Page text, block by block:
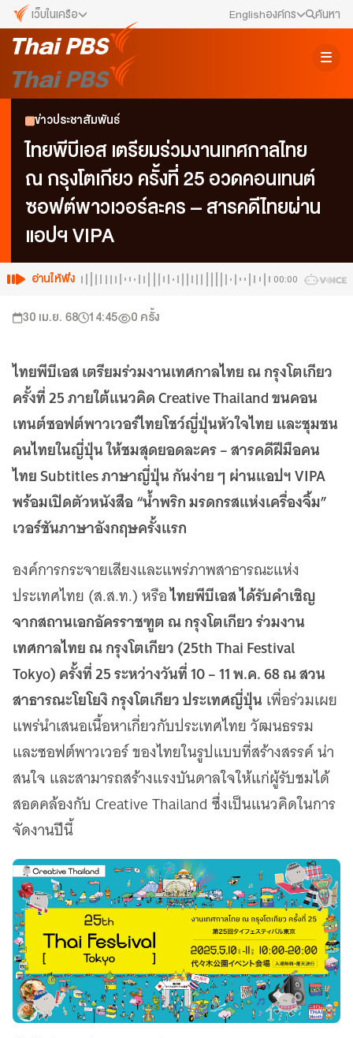
เว็บในเครือ
เว็บไซต์ในเครือ
ALTV
VIPA
พื้นที่นำเสนอวาระของสังคม
Thai PBS Kids
View The World via The Voice
Thai PBS World
เพราะพลังการสื่อสารอยู่ในมือคุณ
Locals
Policy Watch
จับตาอนาคตประเทศไทย
The Visual
Making Data Visible
ตรวจสอบข่าวปลอม คัดกรองข่าวจริง
Englishองค์กร
ข่าวประชาสัมพันธ์
คณะกรรมการนโยบาย ส.ส.ท.
สภาผู้ชมและผู้ฟังรายการ
ค้นหา
ข่าวประชาสัมพันธ์
ไทยพีบีเอส เตรียมร่วมงานเทศกาลไทย
ณ กรุงโตเกียว ครั้งที่ 25 อวดคอนเทนต์
ซอฟต์พาวเวอร์ละคร – สารคดีไทยผ่าน
แอปฯ VIPA
อ่านให้ฟัง 00:00
30 เม.ย. 68 14:45 0 ครั้ง
ไทยพีบีเอส เตรียมร่วมงานเทศกาลไทย ณ กรุงโตเกียว
ครั้งที่ 25 ภายใต้แนวคิด Creative Thailand ขนคอน
เทนต์ซอฟต์พาวเวอร์ไทยโชว์ญี่ปุ่นหัวใจไทย และชุมชน
คนไทยในญี่ปุ่น ให้ชมสุดยอดละคร – สารคดีฝีมือคน
ไทย Subtitles ภาษาญี่ปุ่น กันง่าย ๆ ผ่านแอปฯ VIPA
พร้อมเปิดตัวหนังสือ “น้ำพริก มรดกรสแห่งเครื่องจิ้ม”
เวอร์ชันภาษาอังกฤษครั้งแรก
องค์การกระจายเสียงและแพร่ภาพสาธารณะแห่ง
ประเทศไทย (ส.ส.ท.) หรือไทยพีบีเอส ได้รับคำเชิญ
จากสถานเอกอัครราชฑูต ณ กรุงโตเกียว ร่วมงาน
เทศกาลไทย ณ กรุงโตเกียว (25th Thai Festival
Tokyo) ครั้งที่ 25 ระหว่างวันที่ 10 – 11 พ.ค. 68 ณ สวน
สาธารณะโยโยงิ กรุงโตเกียว ประเทศญี่ปุ่น เพื่อร่วมเผย
แพร่นำเสนอเนื้อหาเกี่ยวกับประเทศไทย วัฒนธรรม
และซอฟต์พาวเวอร์ ของไทยในรูปแบบที่สร้างสรรค์ น่า
สนใจ และสามารถสร้างแรงบันดาลใจให้แก่ผู้รับชมได้
สอดคล้องกับ Creative Thailand ซึ่งเป็นแนวคิดในการ
จัดงานปีนี้